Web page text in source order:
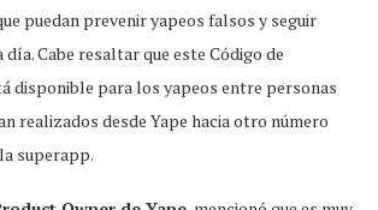
puedan prevenir yapeos falsos y seguir
Cabe resaltar que este Código de
disponible para los yapeos entre personas
realizados desde Yape hacia otro número
superapp.